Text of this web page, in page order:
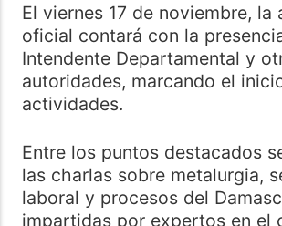
El viernes 17 de noviembre, la
oficial contará con la
Intendente Departamental y
autoridades, marcando el
actividades.
Entre los puntos destacados
las charlas sobre metalurgia,
laboral y procesos del
impartidas por expertos en el